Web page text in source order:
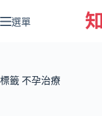
至
容
選單
標籤 不孕治療